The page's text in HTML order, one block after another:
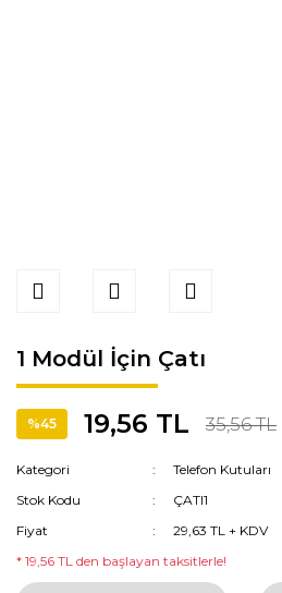
1 Modül İçin Çatı
%45 19,56 TL 35,56 TL
Kategori
Telefon Kutuları
Stok Kodu
ÇATI1
Fiyat
29,63 TL + KDV
* 19,56 TL den başlayan taksitlerle!